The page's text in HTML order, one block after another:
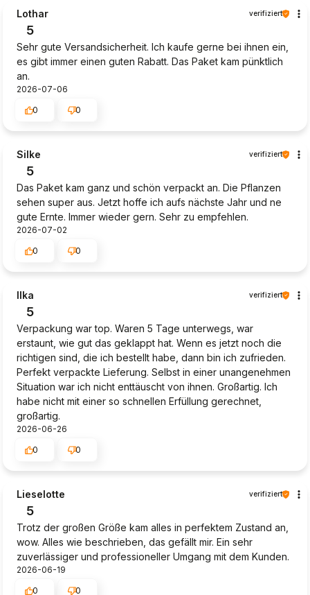
Lothar verifiziert
5
Sehr gute Versandsicherheit. Ich kaufe gerne bei ihnen ein,
es gibt immer einen guten Rabatt. Das Paket kam pünktlich
an.
2026-07-06
0
0
Silke verifiziert
5
Das Paket kam ganz und schön verpackt an. Die Pflanzen
sehen super aus. Jetzt hoffe ich aufs nächste Jahr und ne
gute Ernte. Immer wieder gern. Sehr zu empfehlen.
2026-07-02
0
0
Ilka verifiziert
5
Verpackung war top. Waren 5 Tage unterwegs, war
erstaunt, wie gut das geklappt hat. Wenn es jetzt noch die
richtigen sind, die ich bestellt habe, dann bin ich zufrieden.
Perfekt verpackte Lieferung. Selbst in einer unangenehmen
Situation war ich nicht enttäuscht von ihnen. Großartig. Ich
habe nicht mit einer so schnellen Erfüllung gerechnet,
großartig.
2026-06-26
0
0
Lieselotte verifiziert
5
Trotz der großen Größe kam alles in perfektem Zustand an,
wow. Alles wie beschrieben, das gefällt mir. Ein sehr
zuverlässiger und professioneller Umgang mit dem Kunden.
2026-06-19
0
0